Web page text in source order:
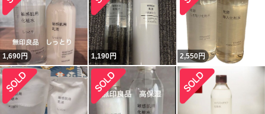
1,690円 1,190円 2,550円